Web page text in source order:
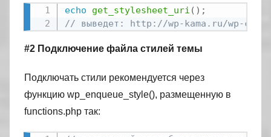
echo get_stylesheet_uri ( ) ;
// выведет: http://wp-kama.ru/wp-
#2 Подключение файла стилей темы
Подключать стили рекомендуется через
функцию wp_enqueue_style(), размещенную в
functions.php так: